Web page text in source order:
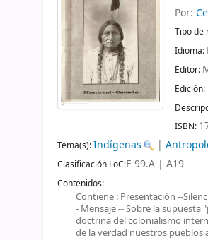
Por:
Tipo de
Idioma:
Editor:
Edición:
ISBN:
Tema(s):Indígenas |
Clasificación LoC:E 99.A | A19
Contenidos:
Contiene : Presentación --
- Mensaje -- Sobre la
doctrina del colonialismo
de la verdad nuestros pueblos